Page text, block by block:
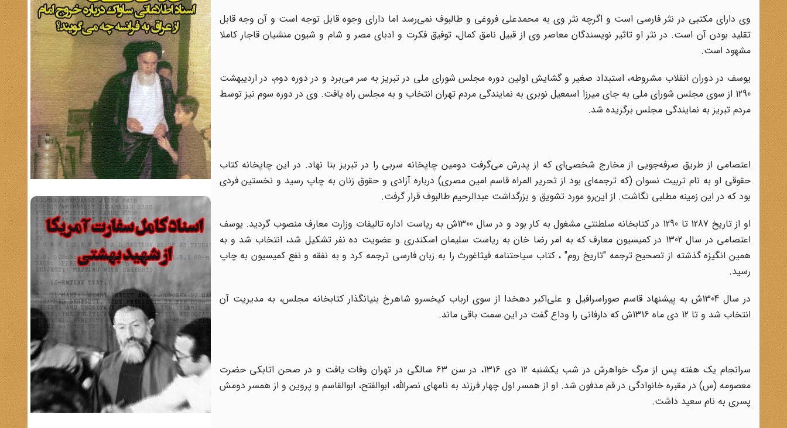
وی دارای مکتبی در نثر فارسی است و اگرچه نثر وی به محمدعلی فروغی و طالبوف نمی‌رسد اما دارای وجوه قابل توجه است و آن وجه قابل
تقلید بودن آن است. در نثر او تاثیر نویسندگان معاصر وی از قبیل نامق کمال، توفیق فکرت و ادبای مصر و شام و شیون منشیان قاجار کاملا
مشهود است.
یوسف در دوران انقلاب مشروطه، استبداد صغیر و گشایش اولین دوره مجلس شورای ملی در تبریز به سر می‌برد و در دوره دوم، در اردیبهشت
1290 از سوی مجلس شورای ملی به جای میرزا اسمعیل نوبری به نمایندگی مردم تهران انتخاب و به مجلس راه یافت. وی در دوره سوم نیز توسط
مردم تبریز به نمایندگی مجلس برگزیده شد.
اعتصامی از طریق صرفه‌جویی از مخارج شخصی‌ای که از پدرش می‌گرفت دومین چاپخانه سربی را در تبریز بنا نهاد. در این چاپخانه کتاب
حقوقی او به نام تربیت نسوان (که ترجمه‌ای بود از تحریر المراه قاسم امین مصری) درباره آزادی و حقوق زنان به چاپ رسید و نخستین فردی
بود که در این زمینه مطلبی نگاشت. از این‌رو مورد تشویق و بزرگداشت عبدالرحیم طالبوف قرار گرفت.
او از تاریخ 1287 تا 1290 در کتابخانه سلطنتی مشغول به کار بود و در سال 1300ش به ریاست اداره تالیفات وزارت معارف منصوب گردید. یوسف
اعتصامی در سال 1302 در کمیسیون معارف که به امر رضا خان به ریاست سلیمان اسکندری و عضویت ده نفر تشکیل شد، انتخاب شد و به
همین انگیزه گذشته از تصحیح ترجمه "تاریخ روم" ، کتاب سیاحتنامه فیثاغورث را به زبان فارسی ترجمه کرد و به نفقه و نفع کمیسیون به چاپ
رسید.
در سال 1304ش به پیشنهاد قاسم صوراسرافیل و علی‌اکبر دهخدا از سوی ارباب کیخسرو شاهرخ بنیانگذار کتابخانه مجلس، به مدیریت آن
انتخاب شد و تا 12 دی ماه 1316ش که دارفانی را وداع گفت در این سمت باقی ماند.
سرانجام یک هفته پس از مرگ خواهرش در شب یکشنبه 12 دی 1316، در سن 63 سالگی در تهران وفات یافت و در صحن اتابکی حضرت
معصومه (س) در مقبره خانوادگی در قم مدفون شد. او از همسر اول چهار فرزند به نامهای نصرالله، ابوالفتح، ابوالقاسم و پروین و از همسر دومش
پسری به نام سعید داشت.